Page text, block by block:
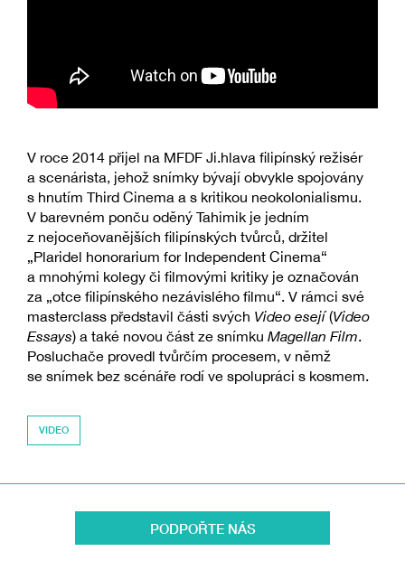
V roce 2014 přijel na MFDF Ji.hlava filipínský režisér
a scenárista, jehož snímky bývají obvykle spojovány
s hnutím Third Cinema a s kritikou neokolonialismu.
V barevném ponču oděný Tahimik je jedním
z nejoceňovanějších filipínských tvůrců, držitel
„Plaridel honorarium for Independent Cinema“
a mnohými kolegy či filmovými kritiky je označován
za „otce filipínského nezávislého filmu“. V rámci své
masterclass představil části svých Video esejí(Video
Essays) a také novou část ze snímku Magellan Film.
Posluchače provedl tvůrčím procesem, v němž
se snímek bez scénáře rodí ve spolupráci s kosmem.
VIDEO
PODPOŘTE NÁS